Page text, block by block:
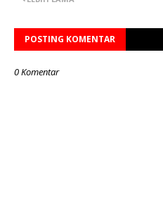
POSTING KOMENTAR
0 Komentar